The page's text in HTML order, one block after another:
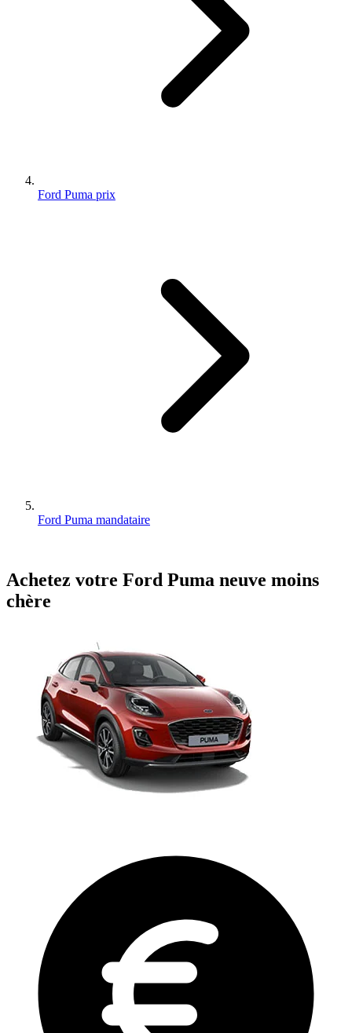
Ford Puma prix
Ford Puma mandataire
Achetez votre Ford Puma neuve moins
chère